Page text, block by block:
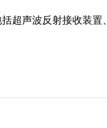
超声波反射接收装置、